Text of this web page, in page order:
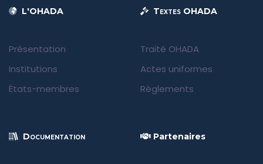
L'OHADA
Présentation
Institutions
États-membres
Textes OHADA
Traité OHADA
Actes uniformes
Règlements
Documentation Partenaires